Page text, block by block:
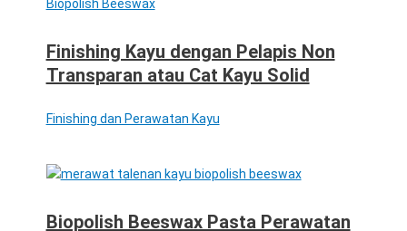
Finishing Kayu dengan Pelapis Non
Transparan atau Cat Kayu Solid
Finishing dan Perawatan Kayu
Biopolish Beeswax Pasta Perawatan